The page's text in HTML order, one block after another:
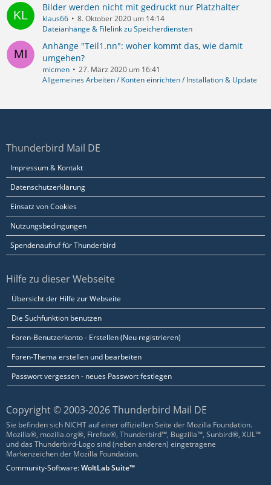
Bilder werden nicht mit gedruckt nur Platzhalter
klaus66
8. Oktober 2020 um 14:14
Dateianhänge & Filelink zu Speicherdiensten
Anhänge "Teil1.nn": woher kommt das, wie damit
umgehen?
micmen
27. März 2020 um 16:41
Allgemeines Arbeiten / Konten einrichten / Installation & Update
Thunderbird Mail DE
Impressum & Kontakt
Datenschutzerklärung
Einsatz von Cookies
Nutzungsbedingungen
Spendenaufruf für Thunderbird
Hilfe zu dieser Webseite
Übersicht der Hilfe zur Webseite
Die Suchfunktion benutzen
Foren-Benutzerkonto - Erstellen (Neu registrieren)
Foren-Thema erstellen und bearbeiten
Passwort vergessen - neues Passwort festlegen
Copyright © 2003-2026 Thunderbird Mail DE
Sie befinden sich NICHT auf einer offiziellen Seite der Mozilla Foundation.
Mozilla®, mozilla.org®, Firefox®, Thunderbird™, Bugzilla™, Sunbird®, XUL™
und das Thunderbird-Logo sind (neben anderen) eingetragene
Markenzeichen der Mozilla Foundation.
Community-Software:WoltLab Suite™